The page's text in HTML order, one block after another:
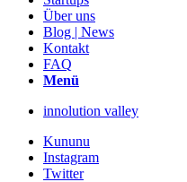
Über uns
Blog | News
Kontakt
FAQ
Menü
innolution valley
Kununu
Instagram
Twitter